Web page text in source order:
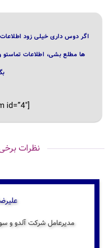
اگر دوس داری خیلی زود
ها مطلع بشی، اطلاعات تماستو
[fluentform id=”4″]
نظرات
مدیرعامل شرکت آلدو و